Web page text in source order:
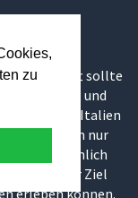
zu
sollte
und
Italien
Ihnen nur
uns persönlich
Unser Ziel
erleben können.